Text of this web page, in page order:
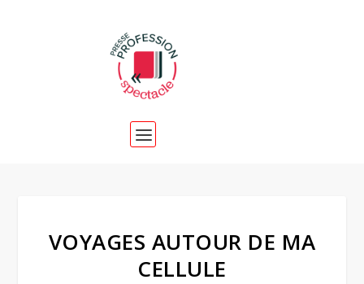
VOYAGES AUTOUR DE MA
CELLULE